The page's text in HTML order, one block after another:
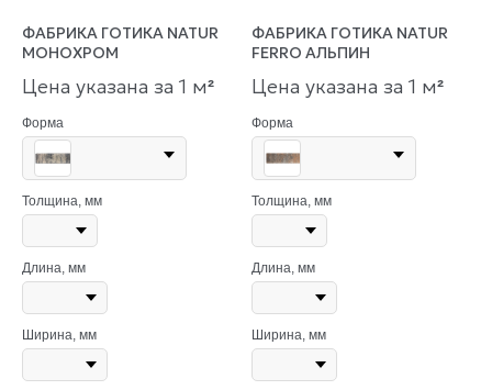
ФАБРИКА ГОТИКА NATUR
МОНОХРОМ
Цена указана за 1 м²
Форма
Толщина, мм
Длина, мм
Ширина, мм
ФАБРИКА ГОТИКА NATUR
FERRO АЛЬПИН
Цена указана за 1 м²
Форма
Толщина, мм
Длина, мм
Ширина, мм